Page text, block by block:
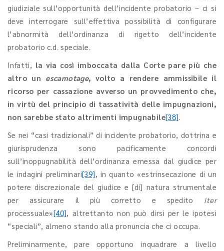
giudiziale sull’opportunità dell’incidente probatorio – ci si
deve interrogare sull’effettiva possibilità di configurare
l’abnormità dell’ordinanza di rigetto dell’incidente
probatorio c.d. speciale.
Infatti, la via così imboccata dalla Corte pare più che
altro un escamotage, volto a rendere ammissibile il
ricorso per cassazione avverso un provvedimento che,
in virtù del principio di tassatività delle impugnazioni,
non sarebbe stato altrimenti impugnabile[38].
Se nei “casi tradizionali” di incidente probatorio, dottrina e
giurisprudenza sono pacificamente concordi
sull’inoppugnabilità dell’ordinanza emessa dal giudice per
le indagini preliminari[39], in quanto «estrinsecazione di un
potere discrezionale del giudice e [di] natura strumentale
per assicurare il più corretto e spedito iter
processuale»[40], altrettanto non può dirsi per le ipotesi
“speciali”, almeno stando alla pronuncia che ci occupa.
Preliminarmente, pare opportuno inquadrare a livello